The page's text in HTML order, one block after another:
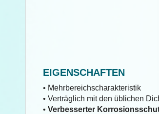
EIGENSCHAFTEN
• Mehrbereichscharakteristik
• Verträglich mit den üblichen
• Verbesserter